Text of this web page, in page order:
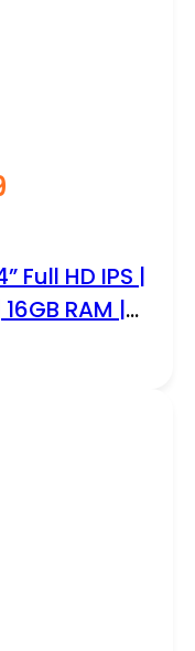
Full HD IPS |
RAM |